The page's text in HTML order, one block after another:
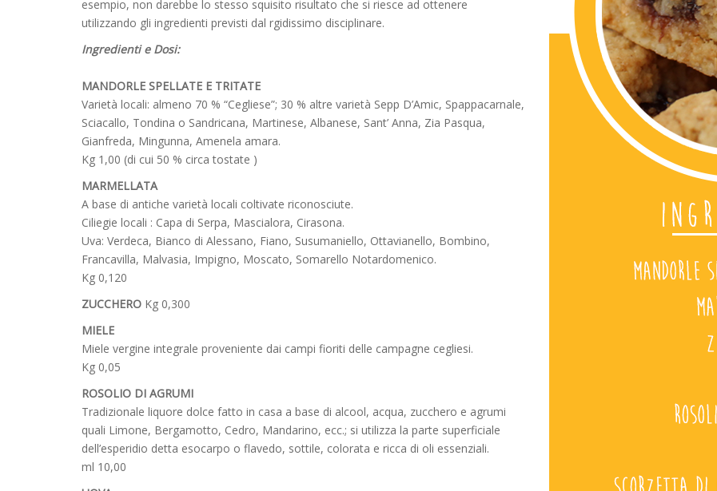
esempio, non darebbe lo stesso squisito risultato che si riesce ad ottenere
utilizzando gli ingredienti previsti dal rgidissimo disciplinare.
Ingredienti e Dosi:
MANDORLE SPELLATE E TRITATE
Varietà locali: almeno 70 % “Cegliese”; 30 % altre varietà Sepp D’Amic, Spappacarnale,
Sciacallo, Tondina o Sandricana, Martinese, Albanese, Sant’ Anna, Zia Pasqua,
Gianfreda, Mingunna, Amenela amara.
Kg 1,00 (di cui 50 % circa tostate )
MARMELLATA
A base di antiche varietà locali coltivate riconosciute.
Ciliegie locali : Capa di Serpa, Mascialora, Cirasona.
Uva: Verdeca, Bianco di Alessano, Fiano, Susumaniello, Ottavianello, Bombino,
Francavilla, Malvasia, Impigno, Moscato, Somarello Notardomenico.
Kg 0,120
ZUCCHERO Kg 0,300
MIELE
Miele vergine integrale proveniente dai campi fioriti delle campagne cegliesi.
Kg 0,05
ROSOLIO DI AGRUMI
Tradizionale liquore dolce fatto in casa a base di alcool, acqua, zucchero e agrumi
quali Limone, Bergamotto, Cedro, Mandarino, ecc.; si utilizza la parte superficiale
dell’esperidio detta esocarpo o flavedo, sottile, colorata e ricca di oli essenziali.
ml 10,00